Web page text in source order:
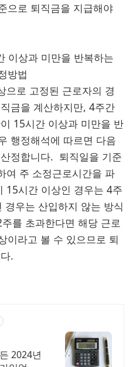
으로 퇴직금을 지급해야
이상과 미만을 반복하는
방법
으로 고정된 근로자의 경
금을 계산하지만, 4주간
15시간 이상과 미만을 반
행정해석에 따르면 다음
정합니다. 퇴직일을 기준
여 주 소정근로시간을 파
15시간 이상인 경우는 4주
우는 산입하지 않는 방식
를 초과한다면 해당 근로
이라고 볼 수 있으므로 퇴
.
2024년